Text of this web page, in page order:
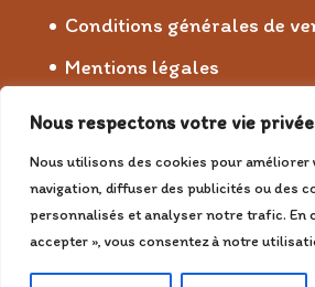
Nous respectons votre vie
Nous utilisons des cookies pour améliorer
navigation, diffuser des publicités ou des
personnalisés et analyser notre trafic. En
accepter », vous consentez à notre
Conditions générales de
Mentions légales